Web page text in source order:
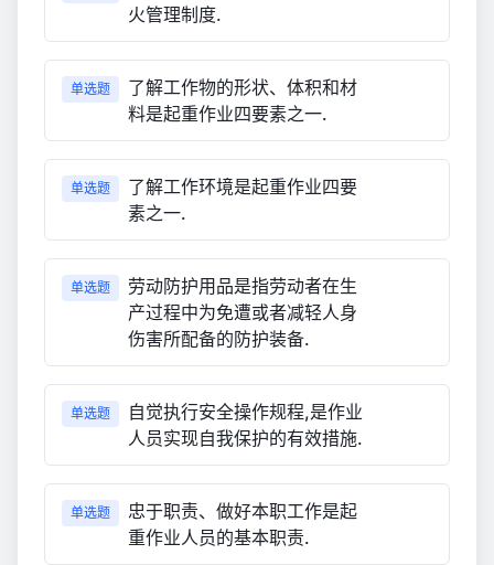
火管理制度.
单选题
了解工作物的形状、体积和材
料是起重作业四要素之一.
单选题
了解工作环境是起重作业四要
素之一.
单选题
劳动防护用品是指劳动者在生
产过程中为免遭或者减轻人身
伤害所配备的防护装备.
单选题
自觉执行安全操作规程,是作业
人员实现自我保护的有效措施.
单选题
忠于职责、做好本职工作是起
重作业人员的基本职责.